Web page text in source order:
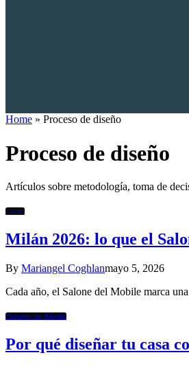
Home » Proceso de diseño
Proceso de diseño
Artículos sobre metodología, toma de
Color
Milán 2026: lo que el
By Mariangel Coghlanmayo 5, 2026
Cada año, el Salone del Mobile marca
Proceso de diseño
Por qué diseñar tu casa